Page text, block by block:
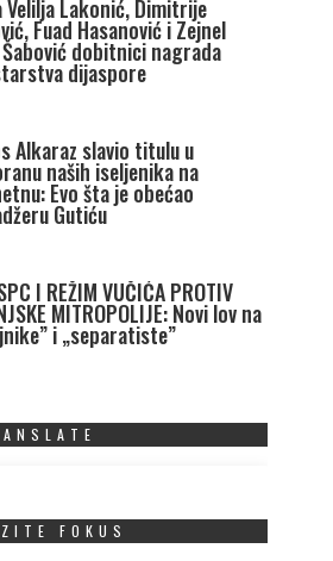
Velilja Lakonić, Dimitrije
Fuad Hasanović i Zejnel
dobitnici nagrada
dijaspore
Alkaraz slavio titulu u
naših iseljenika na
Evo šta je obećao
Gutiću
I REŽIM VUČIĆA PROTIV
MITROPOLIJE: Novi lov na
i „separatiste”
FOKUS